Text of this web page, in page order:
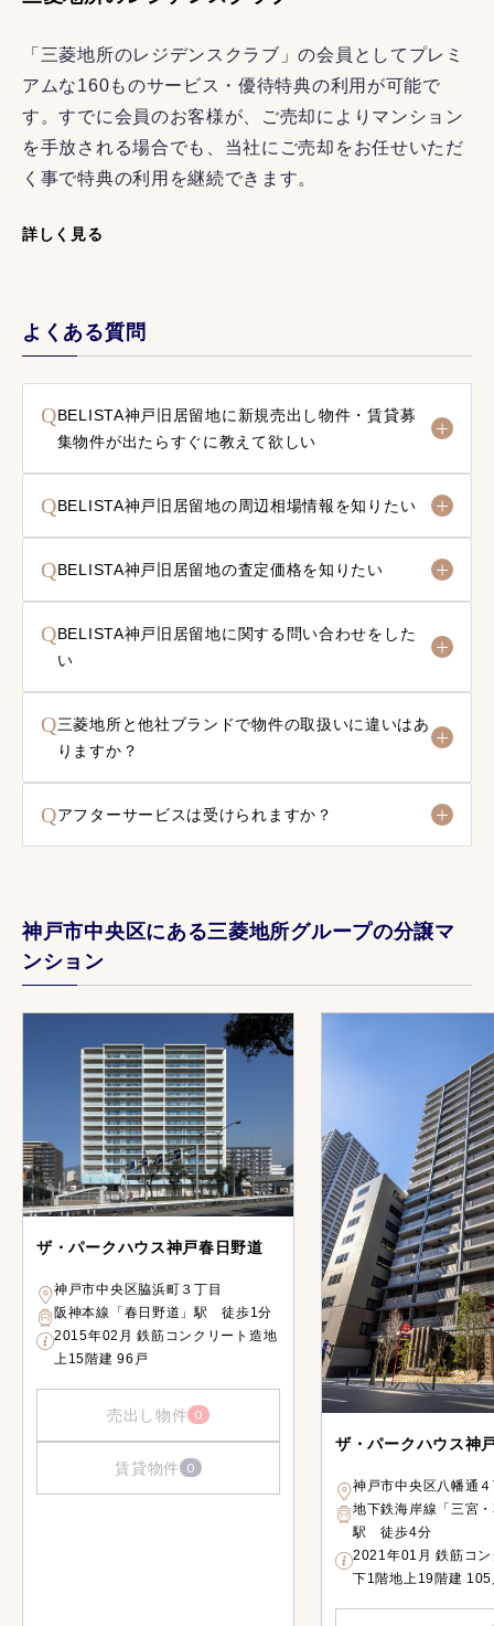
「三菱地所のレジデンスクラブ」の会員としてプレミ
アムな160ものサービス・優待特典の利用が可能で
す。すでに会員のお客様が、ご売却によりマンション
を手放される場合でも、当社にご売却をお任せいただ
く事で特典の利用を継続できます。
詳しく見る
よくある質問
QBELISTA神戸旧居留地に新規売出し物件・賃貸募
集物件が出たらすぐに教えて欲しい
QBELISTA神戸旧居留地の周辺相場情報を知りたい
QBELISTA神戸旧居留地の査定価格を知りたい
QBELISTA神戸旧居留地に関する問い合わせをした
い
Q三菱地所と他社ブランドで物件の取扱いに違いはあ
りますか？
Qアフターサービスは受けられますか？
神戸市中央区にある三菱地所グループの分譲マ
ンション
ザ・パークハウス神戸春日野道
神戸市中央区脇浜町３丁目
阪神本線「春日野道」駅 徒歩1分
2015年02月 鉄筋コンクリート造地
上15階建 96戸
売出し物件 0
賃貸物件 0
ザ・パークハウス神
神戸市中央区八幡通
地下鉄海岸線「三宮
駅 徒歩4分
2021年01月 鉄筋コ
下1階地上19階建 105